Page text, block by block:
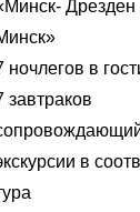
ночлегов в
завтраков
в